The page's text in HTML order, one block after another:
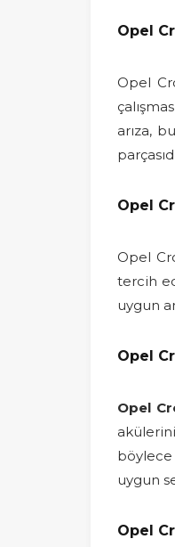
Opel
Opel
arıza,
Opel
Opel
tercih
uygun
Opel
Opel
uygun
Opel